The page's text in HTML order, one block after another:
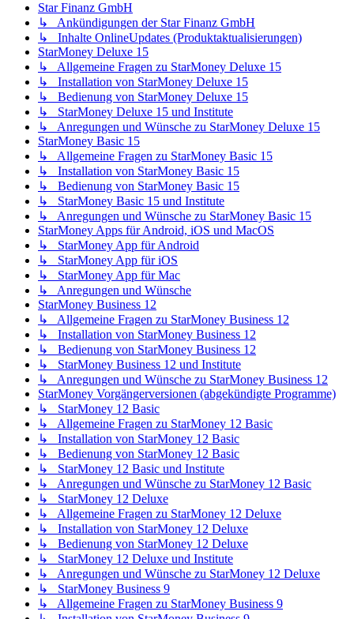
Star Finanz GmbH
↳ Ankündigungen der Star Finanz GmbH
↳ Inhalte OnlineUpdates (Produktaktualisierungen)
StarMoney Deluxe 15
↳ Allgemeine Fragen zu StarMoney Deluxe 15
↳ Installation von StarMoney Deluxe 15
↳ Bedienung von StarMoney Deluxe 15
↳ StarMoney Deluxe 15 und Institute
↳ Anregungen und Wünsche zu StarMoney Deluxe 15
StarMoney Basic 15
↳ Allgemeine Fragen zu StarMoney Basic 15
↳ Installation von StarMoney Basic 15
↳ Bedienung von StarMoney Basic 15
↳ StarMoney Basic 15 und Institute
↳ Anregungen und Wünsche zu StarMoney Basic 15
StarMoney Apps für Android, iOS und MacOS
↳ StarMoney App für Android
↳ StarMoney App für iOS
↳ StarMoney App für Mac
↳ Anregungen und Wünsche
StarMoney Business 12
↳ Allgemeine Fragen zu StarMoney Business 12
↳ Installation von StarMoney Business 12
↳ Bedienung von StarMoney Business 12
↳ StarMoney Business 12 und Institute
↳ Anregungen und Wünsche zu StarMoney Business 12
StarMoney Vorgängerversionen (abgekündigte Programme)
↳ StarMoney 12 Basic
↳ Allgemeine Fragen zu StarMoney 12 Basic
↳ Installation von StarMoney 12 Basic
↳ Bedienung von StarMoney 12 Basic
↳ StarMoney 12 Basic und Institute
↳ Anregungen und Wünsche zu StarMoney 12 Basic
↳ StarMoney 12 Deluxe
↳ Allgemeine Fragen zu StarMoney 12 Deluxe
↳ Installation von StarMoney 12 Deluxe
↳ Bedienung von StarMoney 12 Deluxe
↳ StarMoney 12 Deluxe und Institute
↳ Anregungen und Wünsche zu StarMoney 12 Deluxe
↳ StarMoney Business 9
↳ Allgemeine Fragen zu StarMoney Business 9